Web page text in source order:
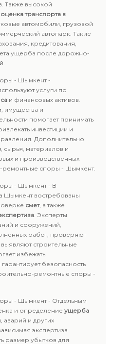
Также высокой
оценка транспорта в
автомобили, грузовой
автопарк. Такие
кредитования,
ущерба после дорожно-
- Шымкент -
услуги по
и финансовых активов.
имущества и
помогает принимать
инвестиции и
Дополнительно
, сырья, материалов и
и производственных
ремонтные споры - Шымкент.
- Шымкент - В
Шымкент востребованы
смет, а также
. Эксперты
и сооружений,
работ, проверяют
строительные
избежать
безопасность
ремонтные споры -
- Шымкент - Отдельным
и определение ущерба
аварий и других
экспертиза
размер убытков для